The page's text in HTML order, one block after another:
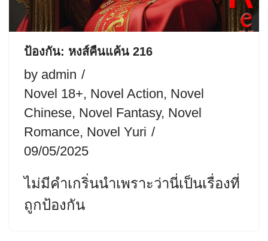
ป้องกัน: หงส์คืนแค้น 216
by admin
Novel 18+, Novel Action, Novel
Chinese, Novel Fantasy, Novel
Romance, Novel Yuri
09/05/2025
ไม่มีคำเกริ่นนำเพราะว่านี่เป็นเรื่องที่
ถูกป้องกัน